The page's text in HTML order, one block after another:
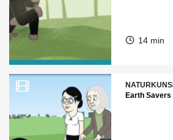
14 min
Earth